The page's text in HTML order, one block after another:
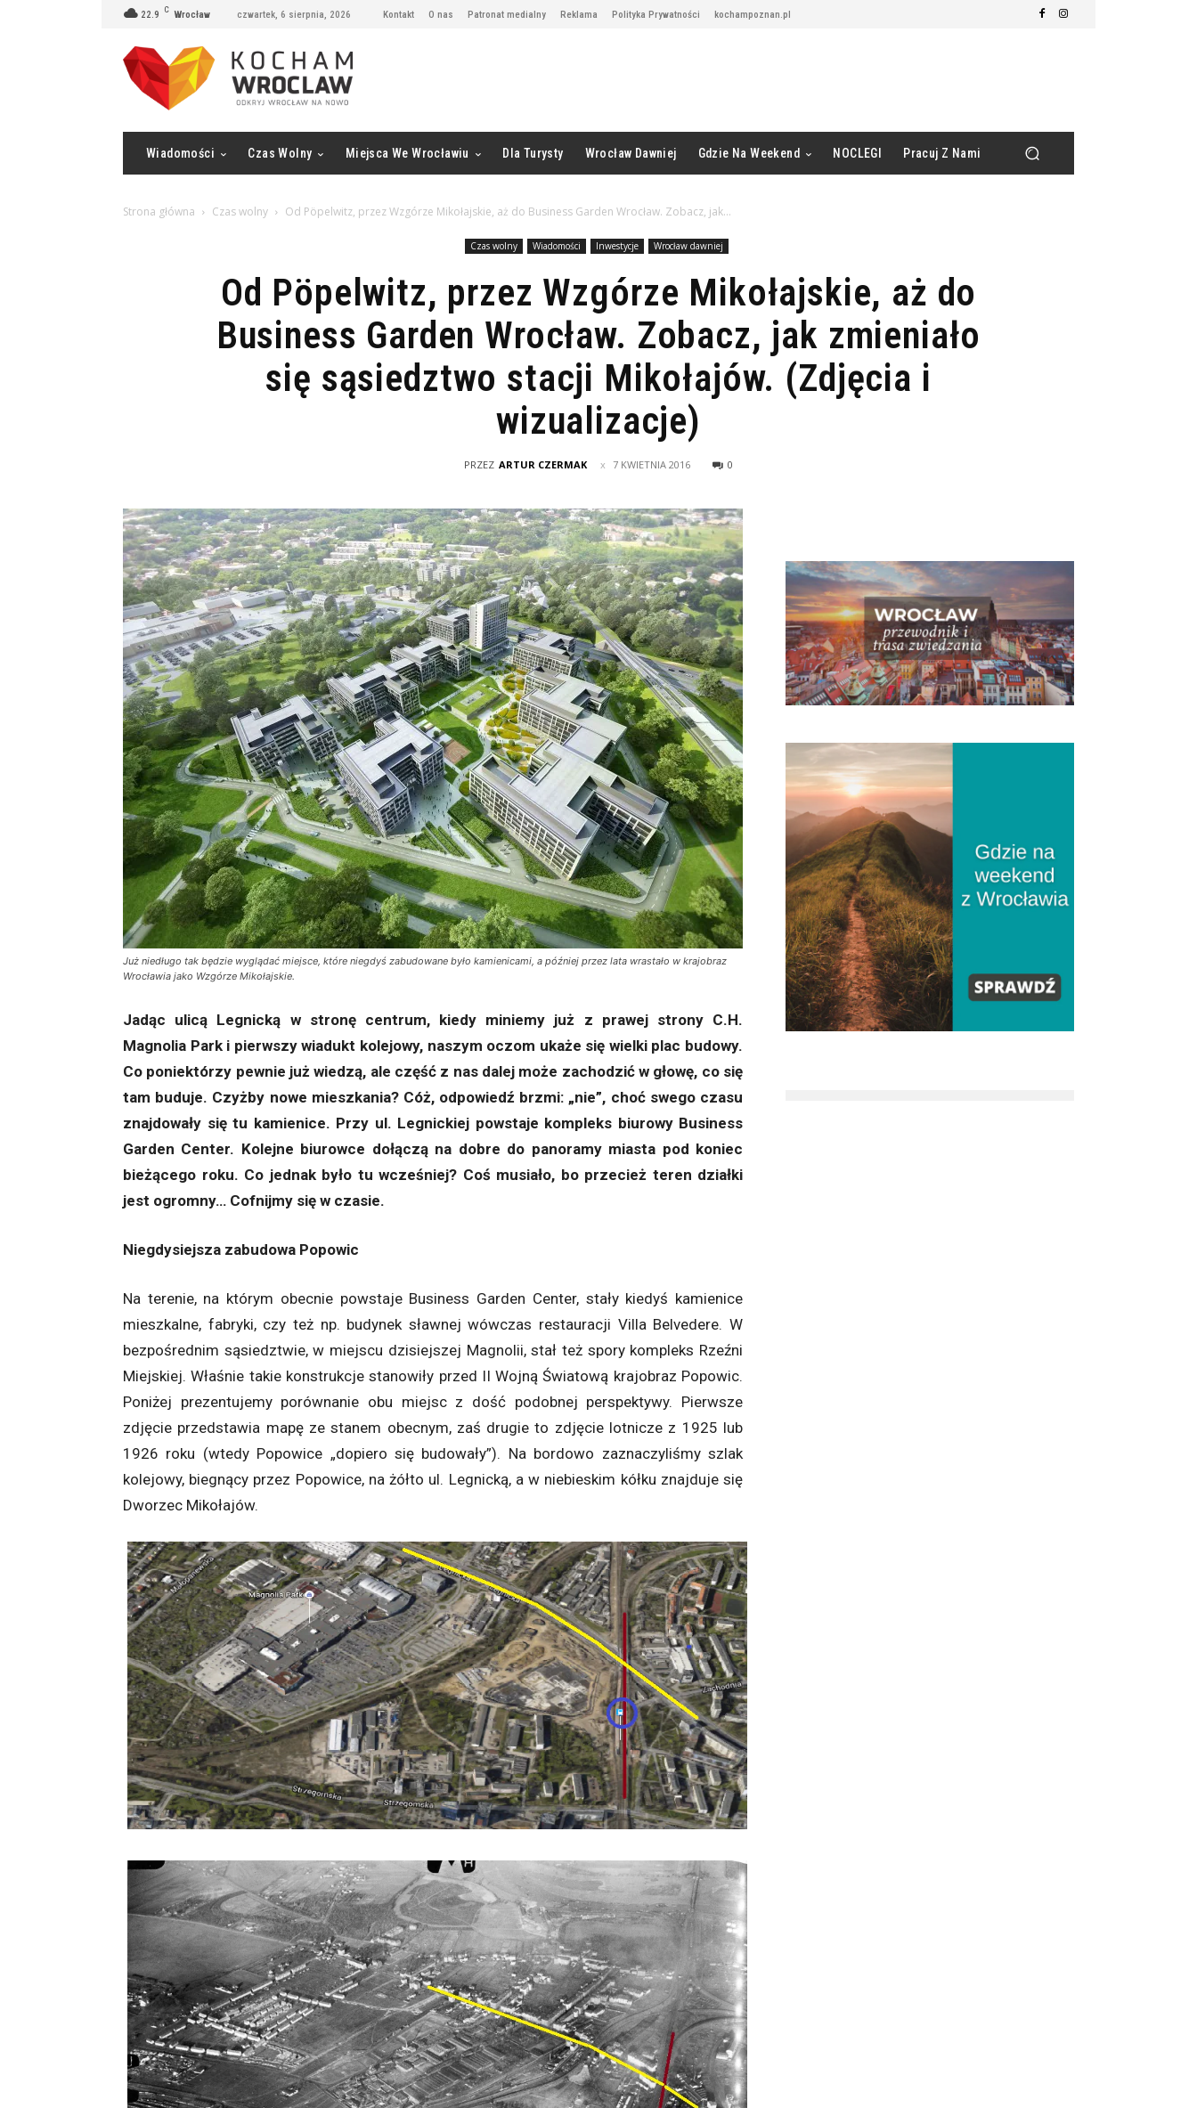
22.9 C Wrocław czwartek, 6 sierpnia, 2026 Kontakt O nas Patronat medialny Reklama Polityka Prywatności kochampoznan.pl
Wiadomości Czas Wolny Miejsca We Wrocławiu Dla Turysty Wrocław Dawniej Gdzie Na Weekend NOCLEGI Pracuj Z Nami
Strona główna Czas wolny Od Pöpelwitz, przez Wzgórze Mikołajskie, aż do Business Garden Wrocław. Zobacz, jak...
Czas wolny Wiadomości Inwestycje Wrocław dawniej
Od Pöpelwitz, przez Wzgórze Mikołajskie, aż do
Business Garden Wrocław. Zobacz, jak zmieniało
się sąsiedztwo stacji Mikołajów. (Zdjęcia i
wizualizacje)
PRZEZ ARTUR CZERMAK 7 KWIETNIA 2016 0
Już niedługo tak będzie wyglądać miejsce, które niegdyś zabudowane było kamienicami, a później przez lata wrastało w krajobraz
Wrocławia jako Wzgórze Mikołajskie.
Jadąc ulicą Legnicką w stronę centrum, kiedy miniemy już z prawej strony C.H.
Magnolia Park i pierwszy wiadukt kolejowy, naszym oczom ukaże się wielki plac budowy.
Co poniektórzy pewnie już wiedzą, ale część z nas dalej może zachodzić w głowę, co się
tam buduje. Czyżby nowe mieszkania? Cóż, odpowiedź brzmi: „nie”, choć swego czasu
znajdowały się tu kamienice. Przy ul. Legnickiej powstaje kompleks biurowy Business
Garden Center. Kolejne biurowce dołączą na dobre do panoramy miasta pod koniec
bieżącego roku. Co jednak było tu wcześniej? Coś musiało, bo przecież teren działki
jest ogromny… Cofnijmy się w czasie.
Niegdysiejsza zabudowa Popowic
Na terenie, na którym obecnie powstaje Business Garden Center, stały kiedyś kamienice
mieszkalne, fabryki, czy też np. budynek sławnej wówczas restauracji Villa Belvedere. W
bezpośrednim sąsiedztwie, w miejscu dzisiejszej Magnolii, stał też spory kompleks Rzeźni
Miejskiej. Właśnie takie konstrukcje stanowiły przed II Wojną Światową krajobraz Popowic.
Poniżej prezentujemy porównanie obu miejsc z dość podobnej perspektywy. Pierwsze
zdjęcie przedstawia mapę ze stanem obecnym, zaś drugie to zdjęcie lotnicze z 1925 lub
1926 roku (wtedy Popowice „dopiero się budowały”). Na bordowo zaznaczyliśmy szlak
kolejowy, biegnący przez Popowice, na żółto ul. Legnicką, a w niebieskim kółku znajduje się
Dworzec Mikołajów.